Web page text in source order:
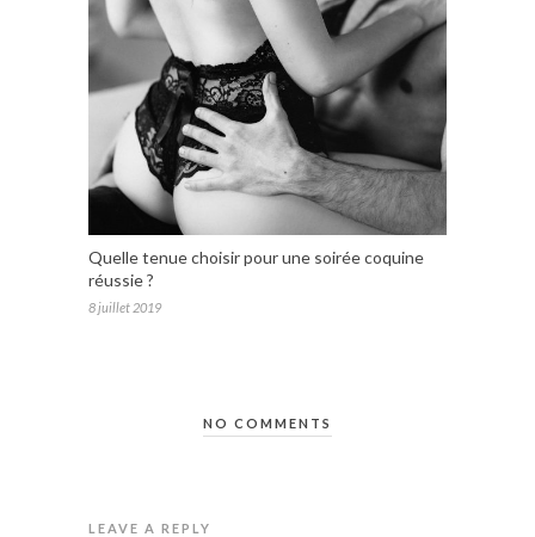
Quelle tenue choisir pour une soirée coquine
réussie ?
8 juillet 2019
NO COMMENTS
LEAVE A REPLY